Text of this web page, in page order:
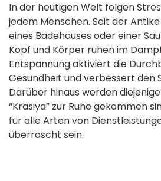
In der heutigen Welt folgen
jedem Menschen. Seit der
eines Badehauses oder einer
Kopf und Körper ruhen im
Entspannung aktiviert die
Gesundheit und verbessert den
Darüber hinaus werden
“Krasiya” zur Ruhe gekommen
für alle Arten von
überrascht sein.